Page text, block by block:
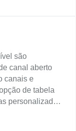
ajudam a
detectar
do uso
A
fornos e
de
são
canal aberto
canais e
de tabela
personalizadas
estranho.